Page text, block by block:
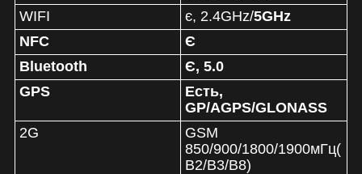
WIFI
є, 2.4GHz/5GHz
NFC
Є
Bluetooth
Є, 5.0
GPS
Есть,
GP/AGPS/GLONASS
2G
GSM
850/900/1800/1900мГц(
B2/B3/B8)